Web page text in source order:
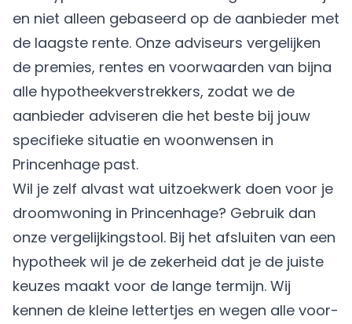
en niet alleen gebaseerd op de aanbieder met
de laagste rente. Onze adviseurs vergelijken
de premies, rentes en voorwaarden van bijna
alle hypotheekverstrekkers, zodat we de
aanbieder adviseren die het beste bij jouw
specifieke situatie en woonwensen in
Princenhage past.
Wil je zelf alvast wat uitzoekwerk doen voor je
droomwoning in Princenhage? Gebruik dan
onze vergelijkingstool. Bij het afsluiten van een
hypotheek wil je de zekerheid dat je de juiste
keuzes maakt voor de lange termijn. Wij
kennen de kleine lettertjes en wegen alle voor-